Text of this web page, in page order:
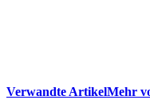
Verwandte ArtikelMehr